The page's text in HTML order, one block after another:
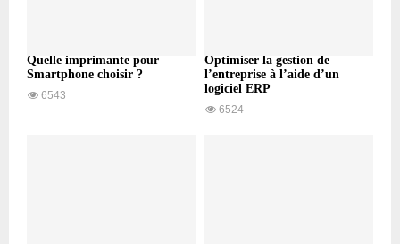
Quelle imprimante pour
Smartphone choisir ?
6543
Optimiser la gestion de
l’entreprise à l’aide d’un
logiciel ERP
6524